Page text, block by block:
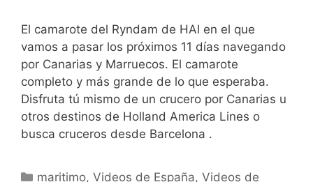
El camarote del Ryndam de HAl en el que
vamos a pasar los próximos 11 días navegando
por Canarias y Marruecos. El camarote
completo y más grande de lo que esperaba.
Disfruta tú mismo de un crucero por Canarias u
otros destinos de Holland America Lines o
busca cruceros desde Barcelona .
Categorías
maritimo,Videos de España,Videos de